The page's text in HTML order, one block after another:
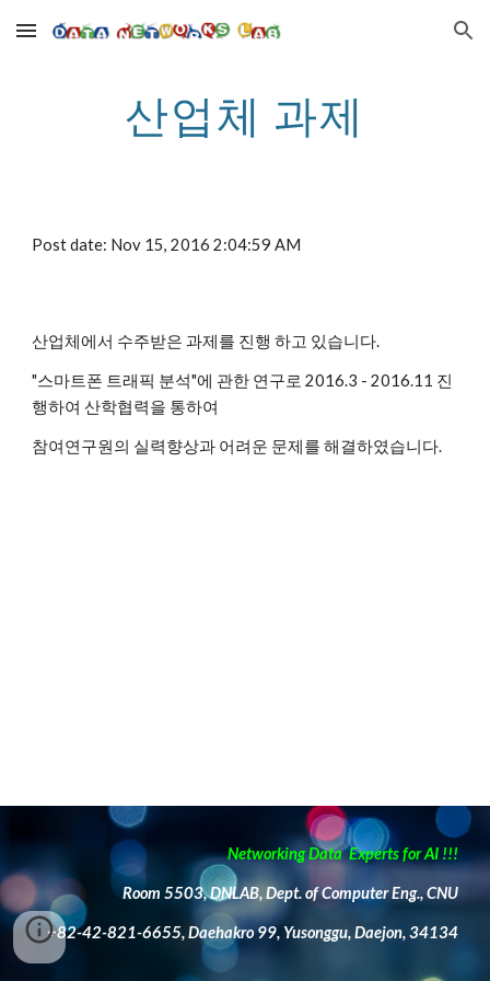
Skip to main content Skip to navigation
산업체 과제
Post date: Nov 15, 2016 2:04:59 AM
산업체에서 수주받은 과제를 진행 하고 있습니다.
"스마트폰 트래픽 분석"에 관한 연구로 2016.3 - 2016.11 진
행하여 산학협력을 통하여
참여연구원의 실력향상과 어려운 문제를 해결하였습니다.
Networking Data Experts for AI !!!
Room 5503, DNLAB, Dept. of Computer Eng., CNU
+82-42-821-6655, Daehakro 99, Yusonggu, Daejon, 34134